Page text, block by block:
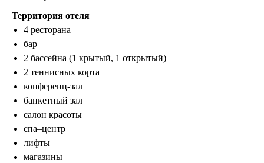
Территория отеля
4 ресторана
бар
2 бассейна (1 крытый, 1 открытый)
2 теннисных корта
конференц-зал
банкетный зал
салон красоты
спа–центр
лифты
магазины